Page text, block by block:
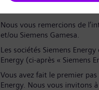
Nous vous remercions de
et/ou Siemens Gamesa.
Les sociétés Siemens
Energy (ci-après « Siemens
Vous avez fait le premier
Energy. Nous vous invitons